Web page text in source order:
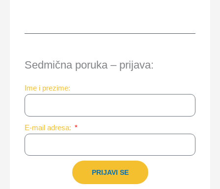
Sedmična poruka – prijava:
Ime i prezime:
E-mail adresa:
PRIJAVI SE